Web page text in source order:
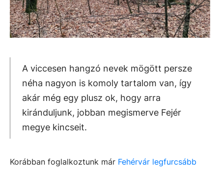
A viccesen hangzó nevek mögött persze
néha nagyon is komoly tartalom van, így
akár még egy plusz ok, hogy arra
kiránduljunk, jobban megismerve Fejér
megye kincseit.
Korábban foglalkoztunk már Fehérvár legfurcsább